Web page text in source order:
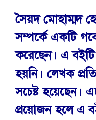
সৈয়দ মোহাম্মদ
সম্পর্কে একটি
করেছেন। এ
হয়নি। লেখক
সচেষ্ট হয়েছেন।
প্রয়োজন হলে এ